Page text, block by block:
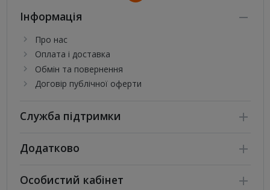
Інформація
Про нас
Оплата і доставка
Обмін та повернення
Договір публічної оферти
Служба підтримки
Додатково
Особистий кабінет